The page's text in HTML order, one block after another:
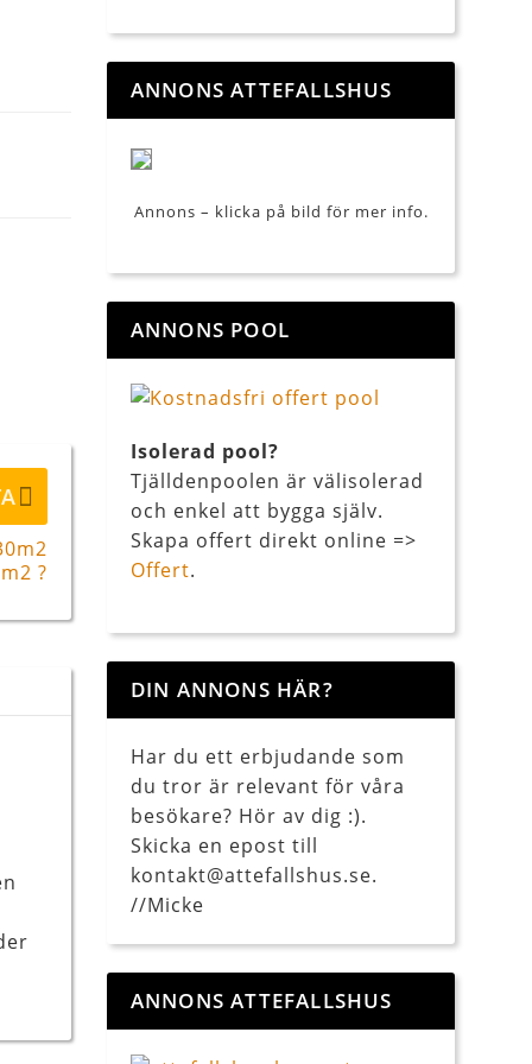
?
ANNONS ATTEFALLSHUS
Annons – klicka på bild för mer info.
ANNONS POOL
Isolerad pool?
Tjälldenpoolen är välisolerad
och enkel att bygga själv.
Skapa offert direkt online =>
Offert.
DIN ANNONS HÄR?
Har du ett erbjudande som
du tror är relevant för våra
besökare? Hör av dig :).
Skicka en epost till
kontakt@attefallshus.se.
//Micke
ANNONS ATTEFALLSHUS